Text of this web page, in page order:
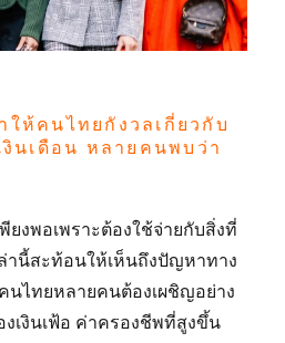
ห้คนไทยกังวลเกี่ยวกับ
นเดือน หลายคนพบว่า
ยงพอเพราะต้องใช้จ่ายกับสิ่งที่
านี้สะท้อนให้เห็นถึงปัญหาทาง
นไทยหลายคนต้องเผชิญอย่าง
งเงินเฟ้อ ค่าครองชีพที่สูงขึ้น